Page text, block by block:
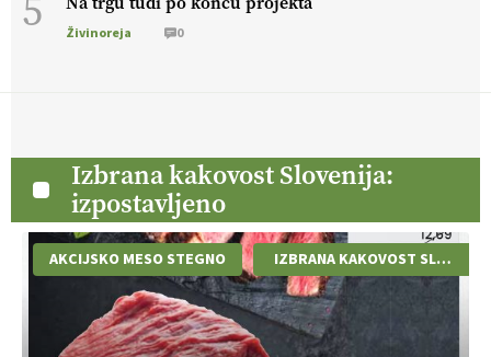
Živinoreja 0
Izbrana kakovost Slovenija:
izpostavljeno
AKCIJSKO MESO STEGNO IZBRANA KAKOVOST